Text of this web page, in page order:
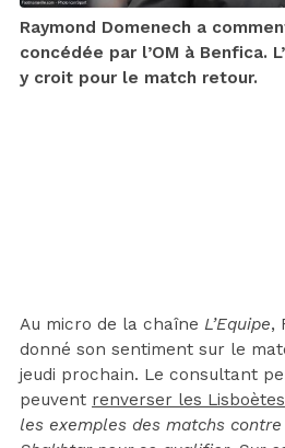
Raymond Domenech a
concédée par l’OM à Benfica.
y croit pour le match retour.
Au micro de la chaîne L’Equipe,
donné son sentiment sur le
jeudi prochain. Le consultant
peuvent renverser les Lisboètes
les exemples des matchs